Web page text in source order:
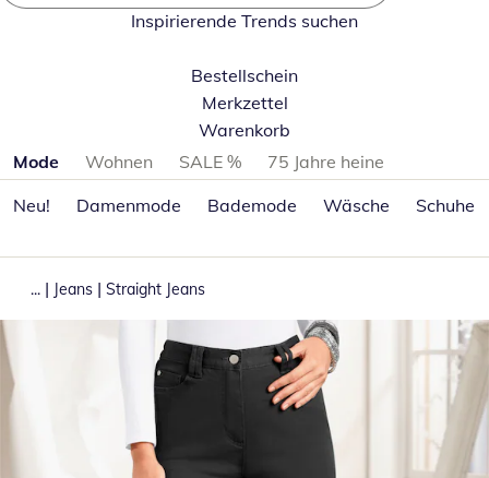
Inspirierende Trends suchen
Bestellschein
Merkzettel
Warenkorb
Produktkategorien überspringen
Mode Wohnen SALE %
75 Jahre heine
Neu!
Damenmode Bademode Wäsche Schuhe
... | Jeans | Straight Jeans